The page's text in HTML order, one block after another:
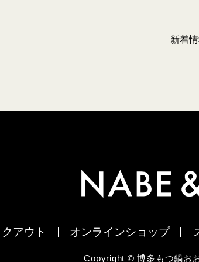
新着
アウト オンラインショップ
Copyright © 博多もつ鍋お